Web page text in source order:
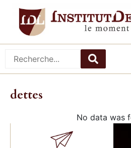
dettes
No data was